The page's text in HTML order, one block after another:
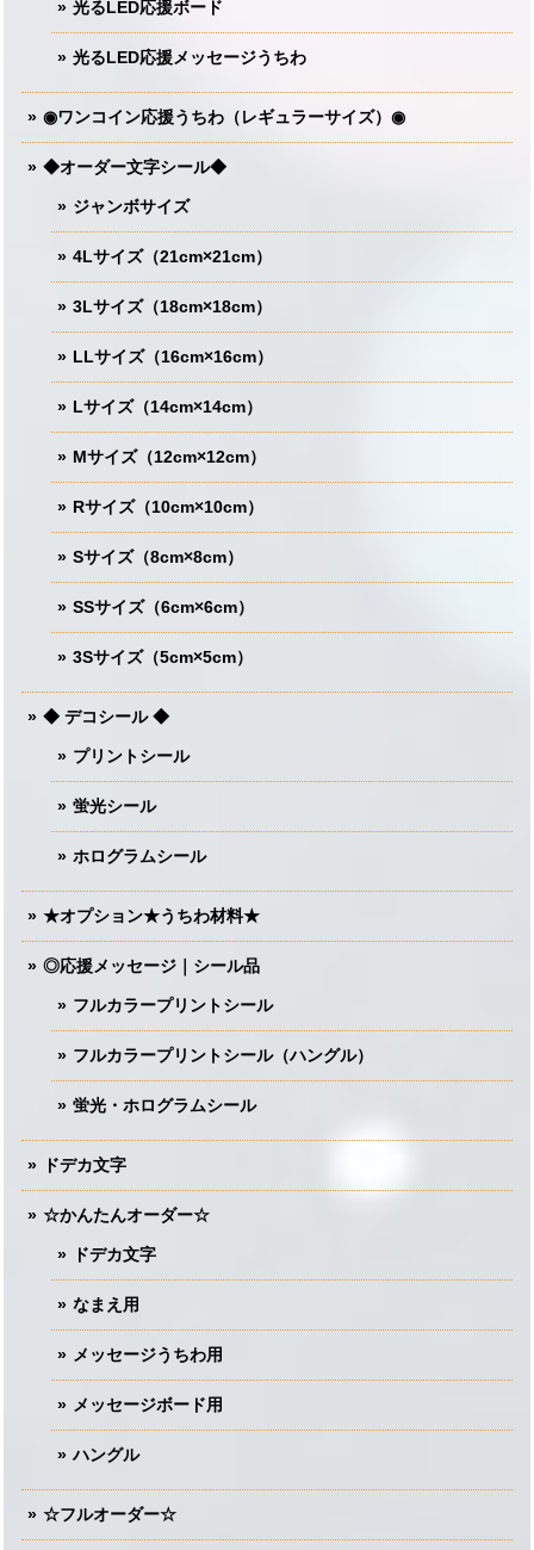
光るLED応援ボード
光るLED応援メッセージうちわ
◉ワンコイン応援うちわ（レギュラーサイズ）◉
◆オーダー文字シール◆
ジャンボサイズ
4Lサイズ（21cm×21cm）
3Lサイズ（18cm×18cm）
LLサイズ（16cm×16cm）
Lサイズ（14cm×14cm）
Mサイズ（12cm×12cm）
Rサイズ（10cm×10cm）
Sサイズ（8cm×8cm）
SSサイズ（6cm×6cm）
3Sサイズ（5cm×5cm）
◆ デコシール ◆
プリントシール
蛍光シール
ホログラムシール
★オプション★うちわ材料★
◎応援メッセージ｜シール品
フルカラープリントシール
フルカラープリントシール（ハングル）
蛍光・ホログラムシール
ドデカ文字
☆かんたんオーダー☆
ドデカ文字
なまえ用
メッセージうちわ用
メッセージボード用
ハングル
☆フルオーダー☆